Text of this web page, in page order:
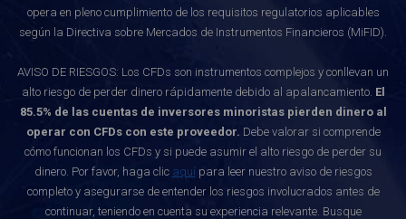
opera en pleno cumplimiento de los requisitos regulatorios aplicables
según la Directiva sobre Mercados de Instrumentos Financieros (MiFID).
AVISO DE RIESGOS: Los CFDs son instrumentos complejos y conllevan un
alto riesgo de perder dinero rápidamente debido al apalancamiento. El
85.5% de las cuentas de inversores minoristas pierden dinero al
operar con CFDs con este proveedor. Debe valorar si comprende
cómo funcionan los CFDs y si puede asumir el alto riesgo de perder su
dinero. Por favor, haga clic aquípara leer nuestro aviso de riesgos
completo y asegurarse de entender los riesgos involucrados antes de
continuar, teniendo en cuenta su experiencia relevante. Busque